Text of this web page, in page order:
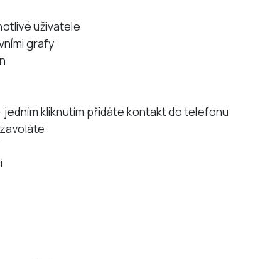
uživatele
grafy
kliknutím přidáte kontakt do telefonu